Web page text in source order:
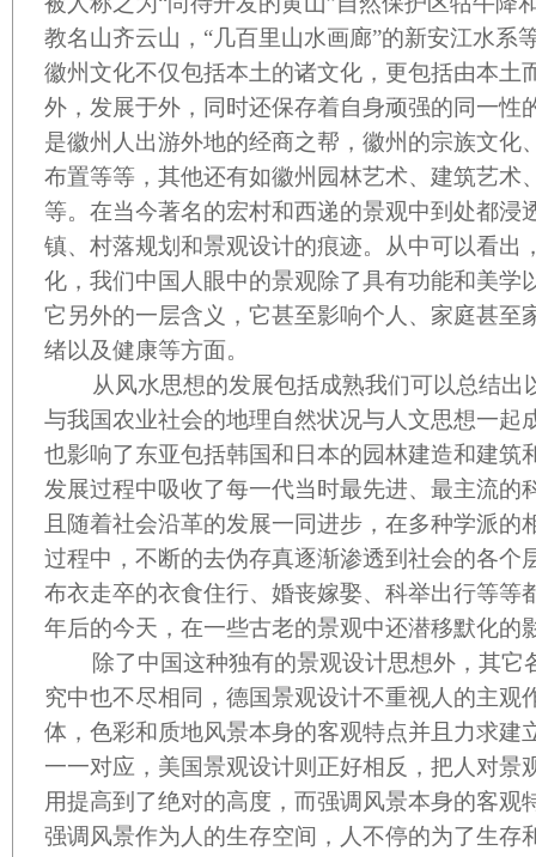
教名山齐云山，“几百里山水画廊”的新安江水系
徽州文化不仅包括本土的诸文化，更包括由本土
外，发展于外，同时还保存着自身顽强的同一性
是徽州人出游外地的经商之帮，徽州的宗族文化
布置等等，其他还有如徽州园林艺术、建筑艺术
等。在当今著名的宏村和西递的景观中到处都浸
镇、村落规划和景观设计的痕迹。从中可以看出
化，我们中国人眼中的景观除了具有功能和美学
它另外的一层含义，它甚至影响个人、家庭甚至
绪以及健康等方面。
从风水思想的发展包括成熟我们可以总结出
与我国农业社会的地理自然状况与人文思想一起
也影响了东亚包括韩国和日本的园林建造和建筑
发展过程中吸收了每一代当时最先进、最主流的
且随着社会沿革的发展一同进步，在多种学派的
过程中，不断的去伪存真逐渐渗透到社会的各个
布衣走卒的衣食住行、婚丧嫁娶、科举出行等等
年后的今天，在一些古老的景观中还潜移默化的
除了中国这种独有的景观设计思想外，其它
究中也不尽相同，德国景观设计不重视人的主观
体，色彩和质地风景本身的客观特点并且力求建
一一对应，美国景观设计则正好相反，把人对景
用提高到了绝对的高度，而强调风景本身的客观
强调风景作为人的生存空间，人不停的为了生存